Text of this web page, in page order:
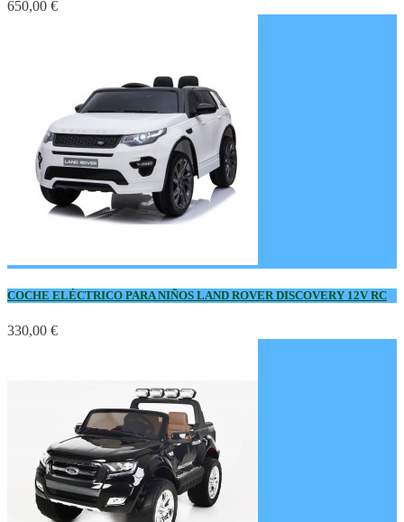
650,00 €
COCHE ELÉCTRICO PARA NIÑOS LAND ROVER DISCOVERY 12V RC
330,00 €